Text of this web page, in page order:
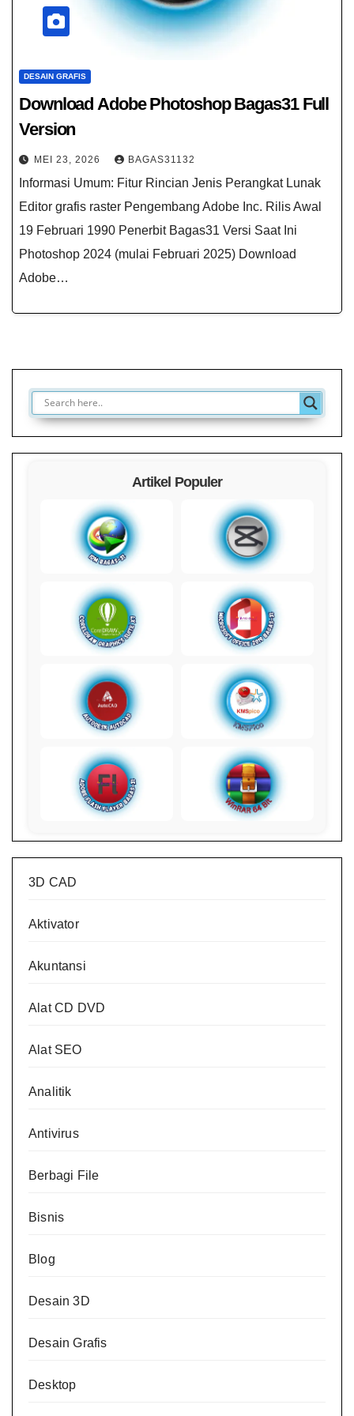
DESAIN GRAFIS
Download Adobe Photoshop Bagas31 Full
Version
MEI 23, 2026 BAGAS31132
Informasi Umum: Fitur Rincian Jenis Perangkat Lunak
Editor grafis raster Pengembang Adobe Inc. Rilis Awal
19 Februari 1990 Penerbit Bagas31 Versi Saat Ini
Photoshop 2024 (mulai Februari 2025) Download
Adobe…
Artikel Populer
3D CAD
Aktivator
Akuntansi
Alat CD DVD
Alat SEO
Analitik
Antivirus
Berbagi File
Bisnis
Blog
Desain 3D
Desain Grafis
Desktop